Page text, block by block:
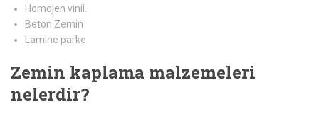
Homojen vinil.
Beton Zemin
Lamine parke
Zemin kaplama malzemeleri
nelerdir?